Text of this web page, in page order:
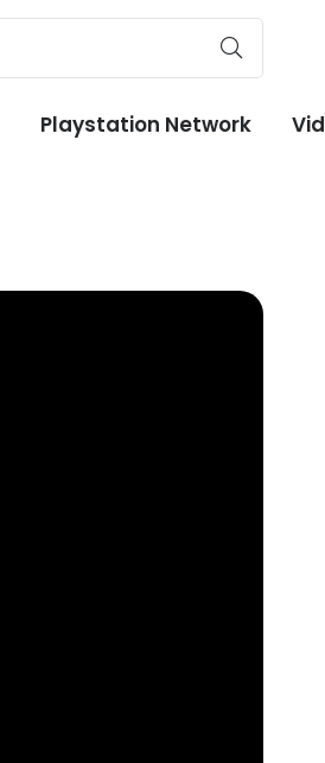
Playstation Network